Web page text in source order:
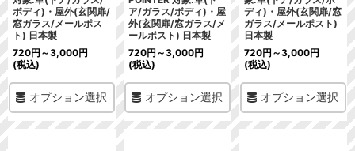
ボディ)・屋外(玄関扉/
窓ガラス/メールポス
ト) 日本製
720円 ～3,000円
(税込)
オプション選択
ア/ガラス/ボディ)・屋
外(玄関扉/窓ガラス/メ
ールポスト) 日本製
720円 ～3,000円
(税込)
オプション選択
ディ)・屋外(玄関扉/窓
ガラス/メールポスト)
日本製
720円 ～3,000円
(税込)
オプション選択